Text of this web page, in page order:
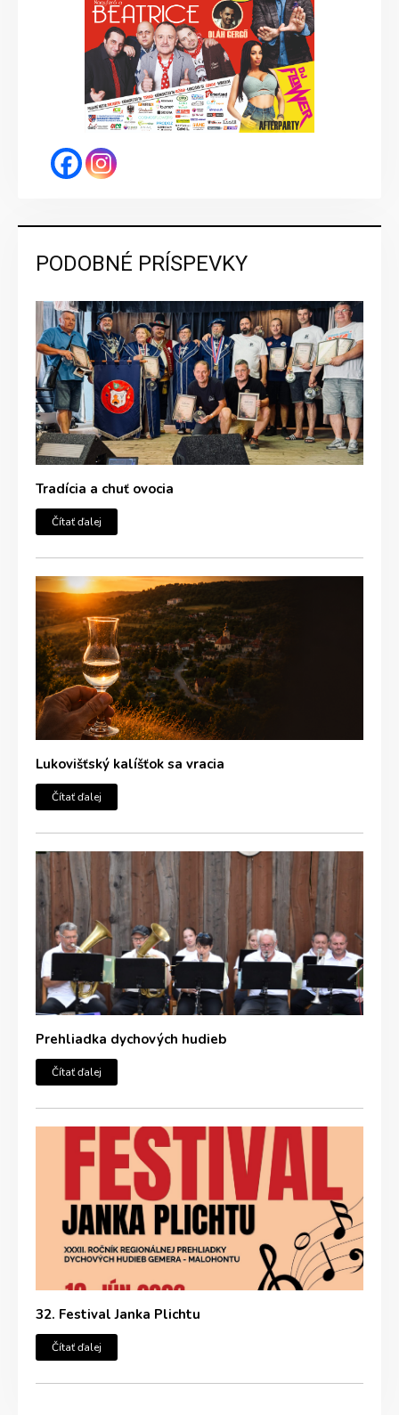
PODOBNÉ PRÍSPEVKY
Tradícia a chuť ovocia
Čítať ďalej
Lukovišťský kalíšťok sa vracia
Čítať ďalej
Prehliadka dychových hudieb
Čítať ďalej
32. Festival Janka Plichtu
Čítať ďalej